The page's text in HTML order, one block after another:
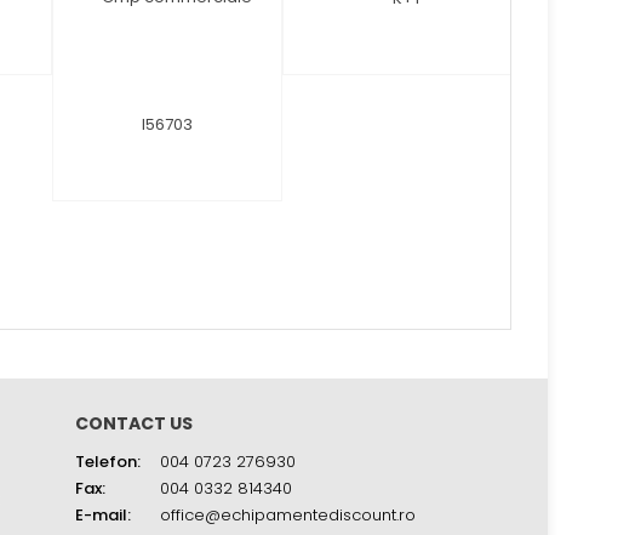
CONTACT US
Telefon:
004 0723 276930
Fax:
004 0332 814340
E-mail:
office@echipamentediscount.ro